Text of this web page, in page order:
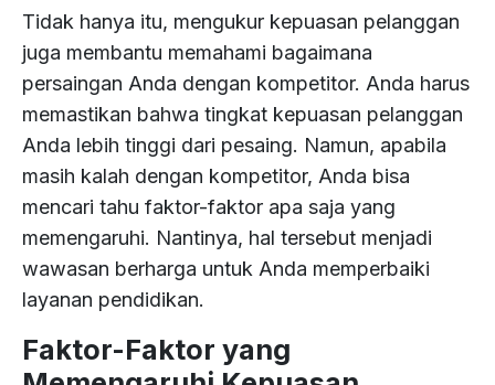
Tidak hanya itu, mengukur kepuasan pelanggan
juga membantu memahami bagaimana
persaingan Anda dengan kompetitor. Anda harus
memastikan bahwa tingkat kepuasan pelanggan
Anda lebih tinggi dari pesaing. Namun, apabila
masih kalah dengan kompetitor, Anda bisa
mencari tahu faktor-faktor apa saja yang
memengaruhi. Nantinya, hal tersebut menjadi
wawasan berharga untuk Anda memperbaiki
layanan pendidikan.
Faktor-Faktor yang